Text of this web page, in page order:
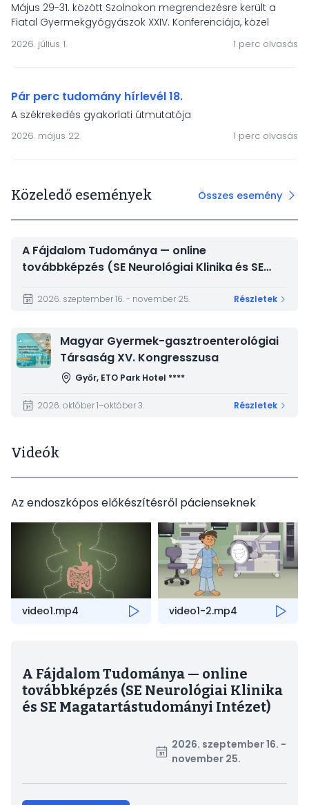
Május 29-31. között Szolnokon megrendezésre került a
Fiatal Gyermekgyógyászok XXIV. Konferenciája, közel
kétszáz résztvevővel és 90 szakmai előadással. Az MGYGT
két díjat ajánlott fel a legkiválóbb előadóknak – a
Géza Kórház).
2026. július 1. 1 perc olvasás
Pár perc tudomány hírlevél 18.
A székrekedés gyakorlati útmutatója
2026. május 22. 1 perc olvasás
Közeledő események
A Fájdalom Tudománya — online
továbbképzés (SE Neurológiai Klinika és SE
2026. szeptember 16. - november 25. Részletek
Kép
Magyar Gyermek-gasztroenterológiai
Társaság XV. Kongresszusa
Győr, ETO Park Hotel ****
2026. október 1–október 3. Részletek
Összes esemény
Videók
Az endoszkópos előkészítésről pácienseknek
video1.mp4 video1-2.mp4
A Fájdalom Tudománya — online
továbbképzés (SE Neurológiai Klinika
és SE Magatartástudományi Intézet)
2026. szeptember 16. -
november 25.